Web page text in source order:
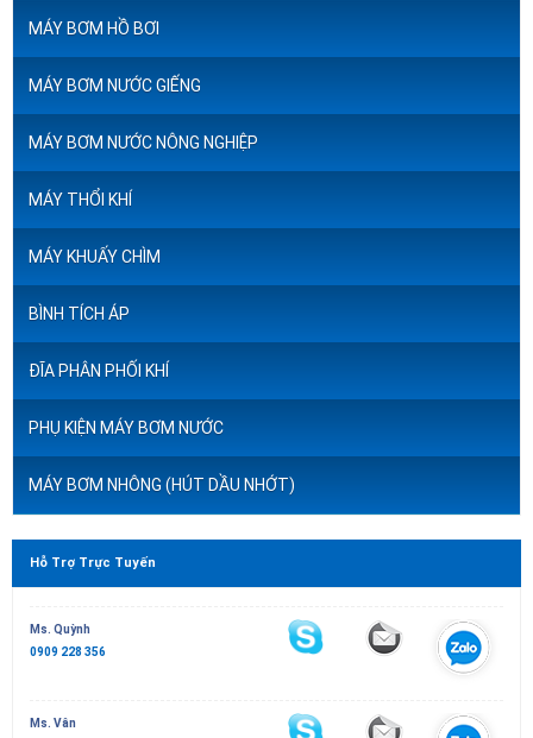
MÁY BƠM HỒ BƠI
MÁY BƠM NƯỚC GIẾNG
MÁY BƠM NƯỚC NÔNG NGHIỆP
MÁY THỔI KHÍ
MÁY KHUẤY CHÌM
BÌNH TÍCH ÁP
ĐĨA PHÂN PHỐI KHÍ
PHỤ KIỆN MÁY BƠM NƯỚC
MÁY BƠM NHÔNG (HÚT DẦU NHỚT)
Hỗ Trợ Trực Tuyến
Ms. Quỳnh
0909 228 356
Ms. Vân